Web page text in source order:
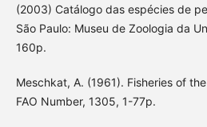
(2003) Catálogo das espécies de
São Paulo: Museu de Zoologia da
160p.
Meschkat, A. (1961). Fisheries of
FAO Number, 1305, 1-77p.